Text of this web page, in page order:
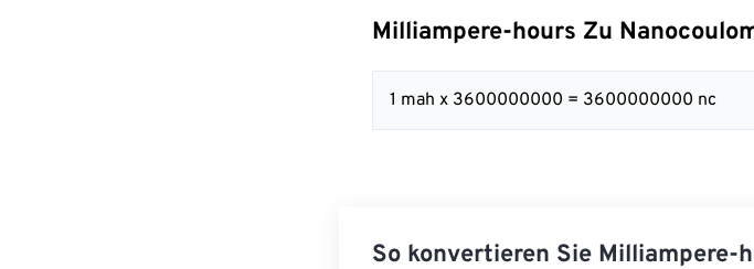
Milliampere-hours Zu
1 mah x 3600000000 = 3600000000 nc
So konvertieren Sie Milliampere-